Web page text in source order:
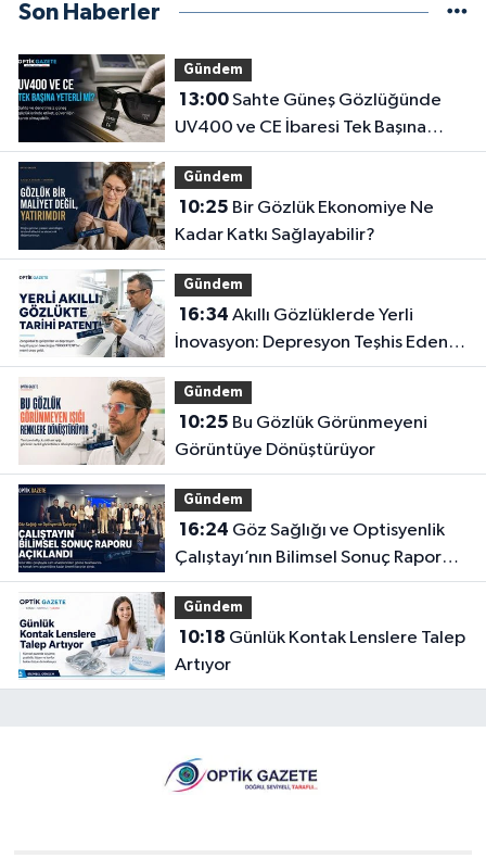
Son Haberler
Gündem
13:00Sahte Güneş Gözlüğünde
UV400 ve CE İbaresi Tek Başına
Yeterli mi?
Gündem
10:25
Kadar Katkı Sağlayabilir?
Gündem
16:34
İnovasyon: Depresyon Teşhis Eden
Gözlüğe Türkpatent Onayı
Gündem
10:25
Görüntüye Dönüştürüyor
Gündem
16:24
Çalıştayı’nın Bilimsel Sonuç Raporu
Açıklandı
Gündem
10:18
Artıyor